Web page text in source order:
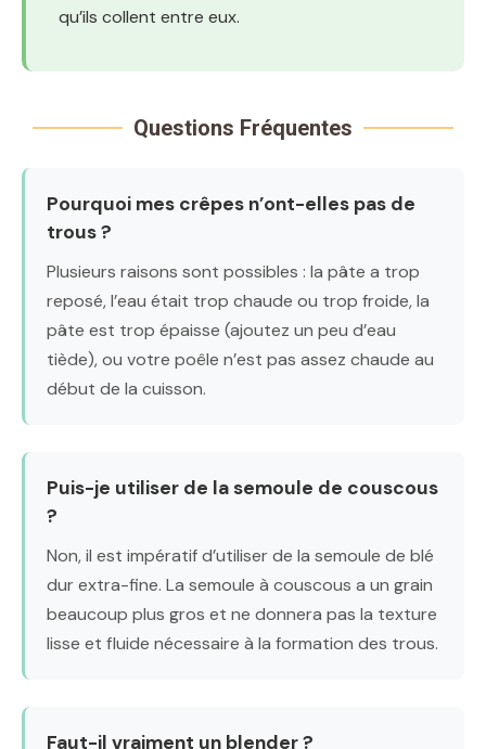
qu’ils collent entre eux.
Questions Fréquentes
Pourquoi mes crêpes n’ont-elles pas de
trous ?
Plusieurs raisons sont possibles : la pâte a trop
reposé, l’eau était trop chaude ou trop froide, la
pâte est trop épaisse (ajoutez un peu d’eau
tiède), ou votre poêle n’est pas assez chaude au
début de la cuisson.
Puis-je utiliser de la semoule de couscous
?
Non, il est impératif d’utiliser de la semoule de blé
dur extra-fine. La semoule à couscous a un grain
beaucoup plus gros et ne donnera pas la texture
lisse et fluide nécessaire à la formation des trous.
Faut-il vraiment un blender ?